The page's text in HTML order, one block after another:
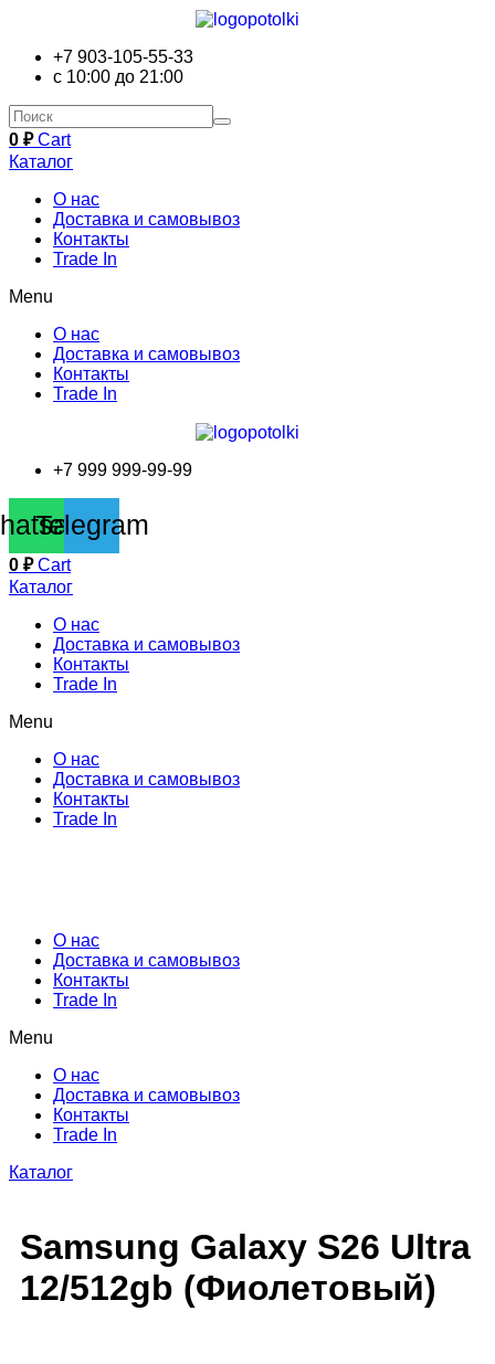
+7 903-105-55-33
с 10:00 до 21:00
0 ₽ Cart
Каталог
О нас
Доставка и самовывоз
Контакты
Trade In
Menu
О нас
Доставка и самовывоз
Контакты
Trade In
+7 999 999-99-99
Telegram
0 ₽ Cart
Каталог
О нас
Доставка и самовывоз
Контакты
Trade In
Menu
О нас
Доставка и самовывоз
Контакты
Trade In
О нас
Доставка и самовывоз
Контакты
Trade In
Menu
О нас
Доставка и самовывоз
Контакты
Trade In
Каталог
Samsung Galaxy S26 Ultra
12/512gb (Фиолетовый)